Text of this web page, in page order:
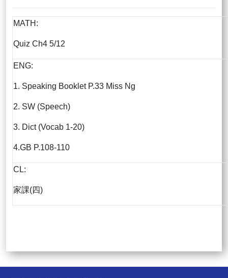
MATH:
Quiz Ch4 5/12
ENG:
1. Speaking Booklet P.33 Miss Ng
2. SW (Speech)
3. Dict (Vocab 1-20)
4.GB P.108-110
CL:
家課(四)